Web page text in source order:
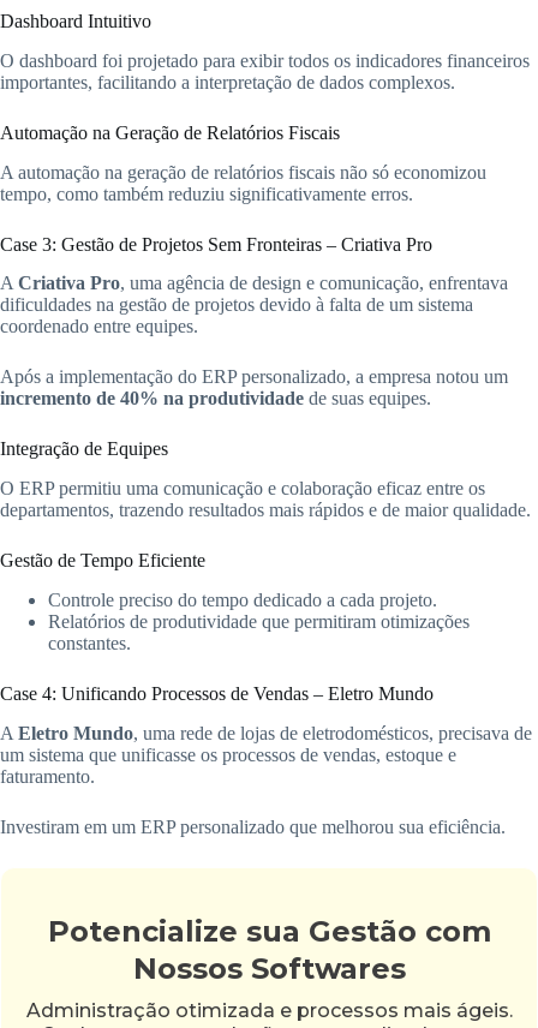
Dashboard Intuitivo
O dashboard foi projetado para exibir todos os indicadores financeiros
importantes, facilitando a interpretação de dados complexos.
Automação na Geração de Relatórios Fiscais
A automação na geração de relatórios fiscais não só economizou
tempo, como também reduziu significativamente erros.
Case 3: Gestão de Projetos Sem Fronteiras – Criativa Pro
ACriativa Pro, uma agência de design e comunicação, enfrentava
dificuldades na gestão de projetos devido à falta de um sistema
coordenado entre equipes.
Após a implementação do ERP personalizado, a empresa notou um
incremento de 40% na produtividade de suas equipes.
Integração de Equipes
O ERP permitiu uma comunicação e colaboração eficaz entre os
departamentos, trazendo resultados mais rápidos e de maior qualidade.
Gestão de Tempo Eficiente
Controle preciso do tempo dedicado a cada projeto.
Relatórios de produtividade que permitiram otimizações
constantes.
Case 4: Unificando Processos de Vendas – Eletro Mundo
A Eletro Mundo, uma rede de lojas de eletrodomésticos, precisava de
um sistema que unificasse os processos de vendas, estoque e
faturamento.
Investiram em um ERP personalizado que melhorou sua eficiência.
Potencialize sua Gestão com
Nossos Softwares
Administração otimizada e processos mais ágeis.